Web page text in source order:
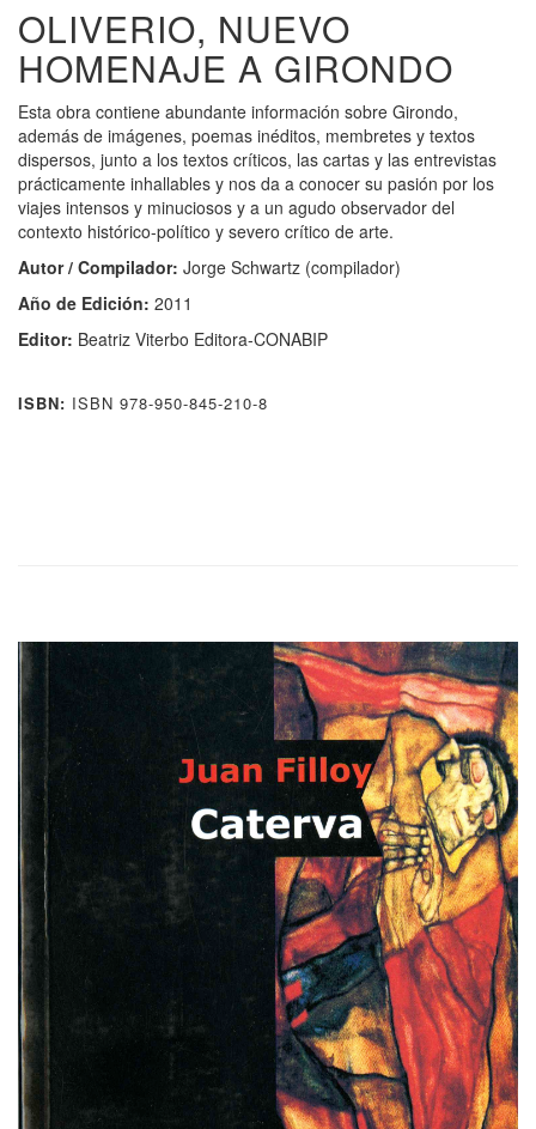
OLIVERIO, NUEVO
HOMENAJE A GIRONDO
Esta obra contiene abundante información sobre Girondo,
además de imágenes, poemas inéditos, membretes y textos
dispersos, junto a los textos críticos, las cartas y las entrevistas
prácticamente inhallables y nos da a conocer su pasión por los
viajes intensos y minuciosos y a un agudo observador del
contexto histórico-político y severo crítico de arte.
Autor / Compilador: Jorge Schwartz (compilador)
Año de Edición: 2011
Editor: Beatriz Viterbo Editora-CONABIP
ISBN: ISBN 978-950-845-210-8